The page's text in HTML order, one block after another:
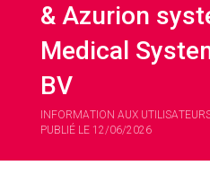
& Azurion
Medical
BV
INFORMATION AUX
PUBLIÉ LE 12/06/2026